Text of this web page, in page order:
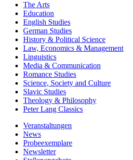
The Arts
Education
English Studies
German Studies
History & Political Science
Law, Economics & Management
Linguistics
Media & Communication
Romance Studies
Science, Society and Culture
Slavic Studies
Theology & Philosophy
Peter Lang Classics
Veranstaltungen
News
Probeexemplare
Newsletter